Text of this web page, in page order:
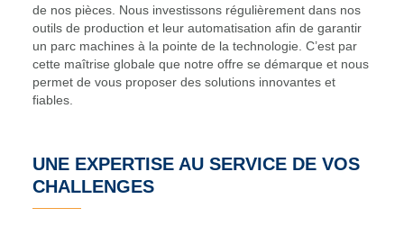
de nos pièces. Nous investissons régulièrement dans nos
outils de production et leur automatisation afin de garantir
un parc machines à la pointe de la technologie. C’est par
cette maîtrise globale que notre offre se démarque et nous
permet de vous proposer des solutions innovantes et
fiables.
UNE EXPERTISE AU SERVICE DE VOS
CHALLENGES